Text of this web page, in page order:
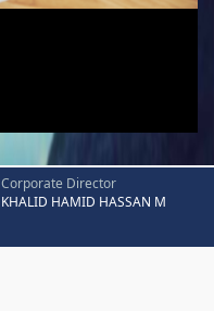
Corporate Director
KHALID HAMID HASSAN M